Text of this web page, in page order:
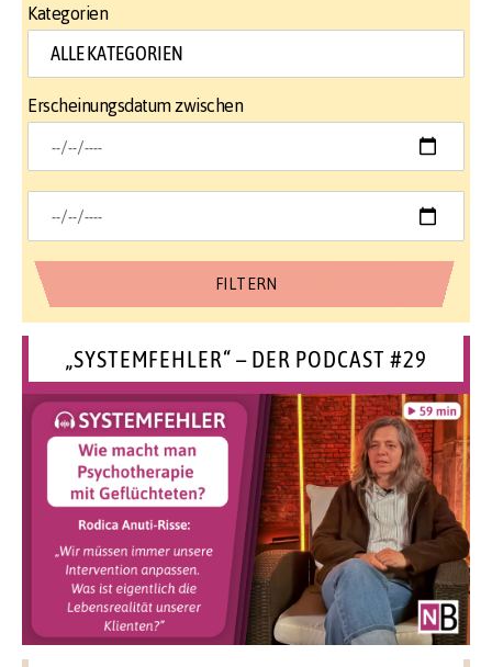
Kategorien
Erscheinungsdatum zwischen
„SYSTEMFEHLER“ – DER PODCAST #29